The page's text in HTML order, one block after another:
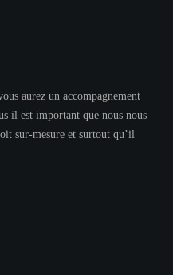
aurez un accompagnement
il est important que nous nous
sur-mesure et surtout qu’il